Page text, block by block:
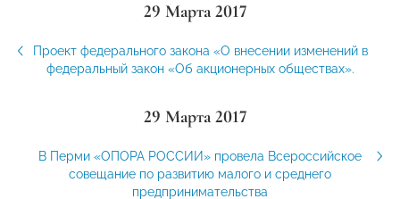
29 Марта 2017
Проект федерального закона «О внесении изменений в
федеральный закон «Об акционерных обществах».
29 Марта 2017
В Перми «ОПОРА РОССИИ» провела Всероссийское
совещание по развитию малого и среднего
предпринимательства